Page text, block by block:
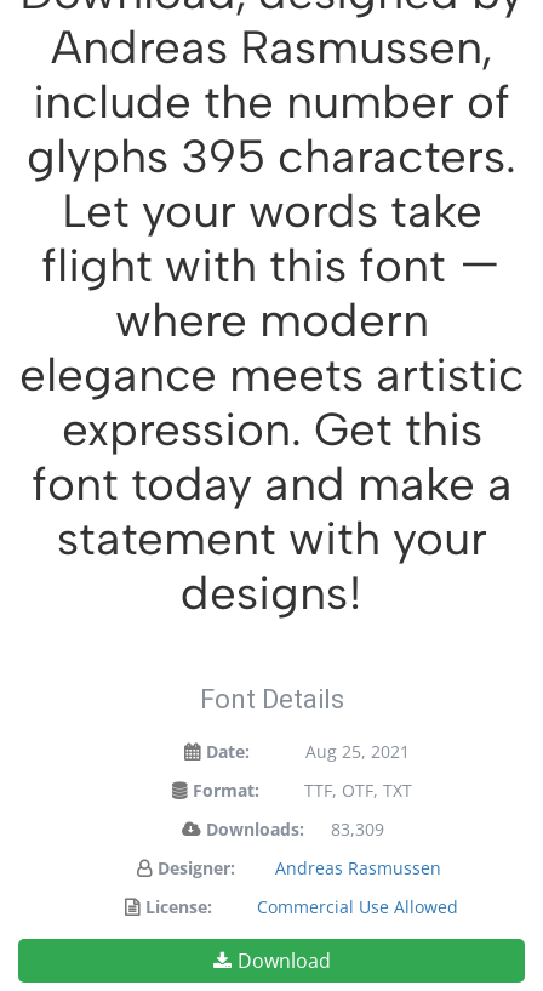
Andreas Rasmussen,
include the number of
glyphs 395 characters.
Let your words take
flight with this font —
where modern
elegance meets artistic
expression. Get this
font today and make a
statement with your
designs!
Font Details
Date:
Aug 25, 2021
Format:
TTF, OTF, TXT
Downloads:
83,309
Designer:
Andreas Rasmussen
License:
Commercial Use Allowed
Download